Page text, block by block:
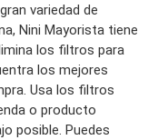
variedad de
Nini Mayorista tiene
los filtros para
los mejores
Usa los filtros
o producto
posible. Puedes